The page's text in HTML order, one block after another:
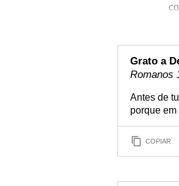
Grato a
Romanos
Antes de
porque
COPIAR